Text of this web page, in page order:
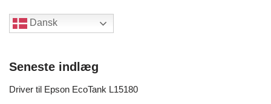
Dansk
Seneste indlæg
Driver til Epson EcoTank L15180